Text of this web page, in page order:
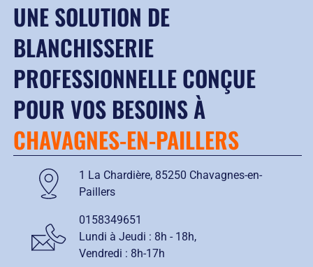
UNE SOLUTION DE
BLANCHISSERIE
PROFESSIONNELLE CONÇUE
POUR VOS BESOINS À
CHAVAGNES-EN-PAILLERS
1 La Chardière, 85250 Chavagnes-en-
Paillers
0158349651
Lundi à Jeudi : 8h - 18h,
Vendredi : 8h-17h